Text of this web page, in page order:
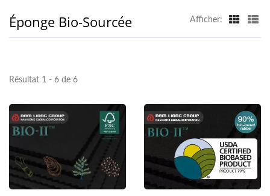
Éponge Bio-Sourcée Afficher:
Résultat 1 - 6 de 6